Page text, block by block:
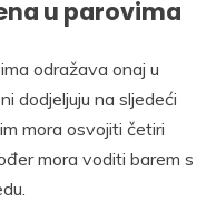
u parovima
odražava onaj u
dodjeljuju na sljedeći
mora osvojiti četiri
mora voditi barem s